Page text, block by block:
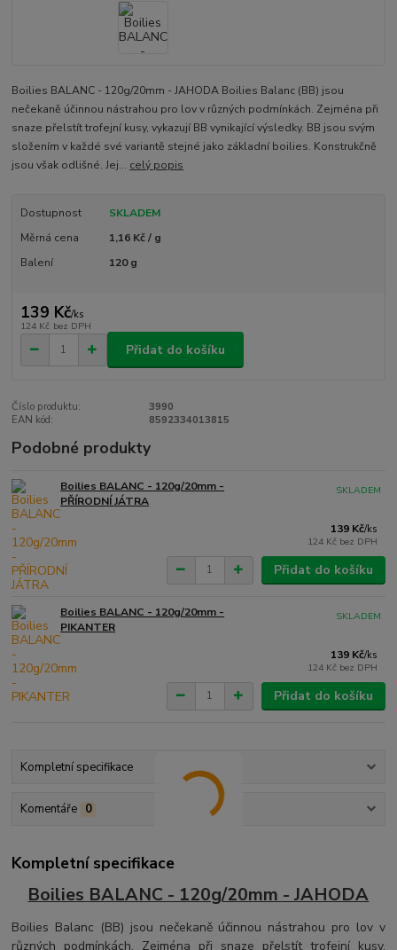
Boilies BALANC - 120g/20mm - JAHODA Boilies Balanc (BB) jsou
nečekaně účinnou nástrahou pro lov v různých podmínkách. Zejména při
snaze přelstít trofejní kusy, vykazují BB vynikající výsledky. BB jsou svým
složením v každé své variantě stejné jako základní boilies. Konstrukčně
jsou však odlišné. Jej... celý popis
Dostupnost
SKLADEM
Měrná cena
1,16 Kč / g
Balení
120 g
139 Kč/ks
124 Kč bez DPH
Přidat do košíku
Číslo produktu:
3990
EAN kód:
8592334013815
Podobné produkty
Boilies BALANC - 120g/20mm -
PŘÍRODNÍ JÁTRA
139 Kč/ks
124 Kč bez DPH
SKLADEM
Přidat do košíku
Boilies BALANC - 120g/20mm -
PIKANTER
139 Kč/ks
124 Kč bez DPH
SKLADEM
Přidat do košíku
Kompletní specifikace
Komentáře 0
Kompletní specifikace
Boilies BALANC - 120g/20mm - JAHODA
Boilies Balanc (BB) jsou nečekaně účinnou nástrahou pro lov v
různých podmínkách. Zejména při snaze přelstít trofejní kusy,